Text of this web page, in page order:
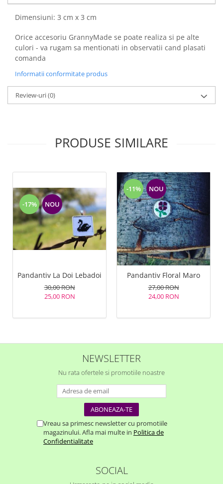
Dimensiuni: 3 cm x 3 cm
Orice accesoriu GrannyMade se poate realiza si pe alte
culori - va rugam sa mentionati in observatii cand plasati
comanda
Informatii conformitate produs
Review-uri(0)
PRODUSE SIMILARE
-17% NOU
Pandantiv La Doi Lebadoi
30,00 RON
25,00 RON
-11% NOU
Pandantiv Floral Maro
27,00 RON
24,00 RON
NEWSLETTER
Nu rata ofertele si promotiile noastre
Vreau sa primesc newsletter cu promotiile
magazinului. Afla mai multe in Politica de
Confidentialitate
SOCIAL